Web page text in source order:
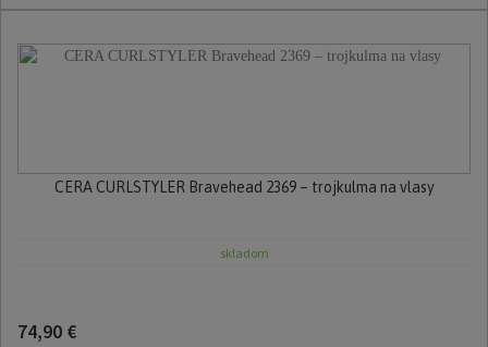
CERA CURLSTYLER Bravehead 2369 – trojkulma na vlasy
skladom
74,90 €